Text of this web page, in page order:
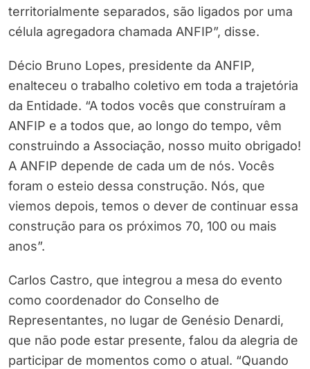
territorialmente separados, são ligados por uma
célula agregadora chamada ANFIP”, disse.
Décio Bruno Lopes, presidente da ANFIP,
enalteceu o trabalho coletivo em toda a trajetória
da Entidade. “A todos vocês que construíram a
ANFIP e a todos que, ao longo do tempo, vêm
construindo a Associação, nosso muito obrigado!
A ANFIP depende de cada um de nós. Vocês
foram o esteio dessa construção. Nós, que
viemos depois, temos o dever de continuar essa
construção para os próximos 70, 100 ou mais
anos”.
Carlos Castro, que integrou a mesa do evento
como coordenador do Conselho de
Representantes, no lugar de Genésio Denardi,
que não pode estar presente, falou da alegria de
participar de momentos como o atual. “Quando